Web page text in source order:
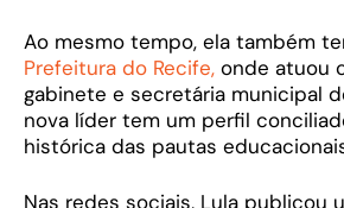
Ao mesmo tempo, ela também
Prefeitura do Recife, onde atuou
gabinete e secretária municipal
nova líder tem um perfil
histórica das pautas
Nas redes sociais, Lula publicou